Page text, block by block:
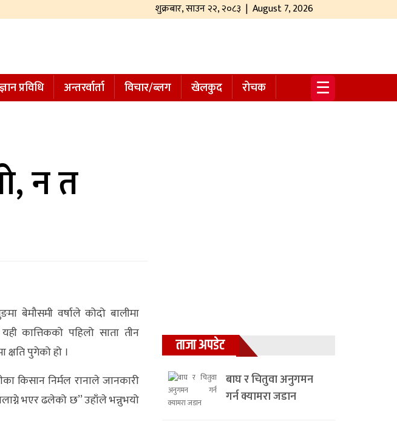
शुक्रबार,साउन२२,२०८३ | August 7, 2026
☰
प्रविधि अन्तरर्वार्ता विचार/ब्लग खेलकुद
रोचक
न त
बेमौसमी वर्षाले कोदो बालीमा
कात्तिकको पहिलो साता तीन
पुगेको हो ।
किसान निर्मल रानाले जानकारी
भएर ढलेको छ’’ उहाँले भन्नुभयो
ताजा अपडेट
बाघ र चितुवा अनुगमन
गर्न क्यामरा जडान